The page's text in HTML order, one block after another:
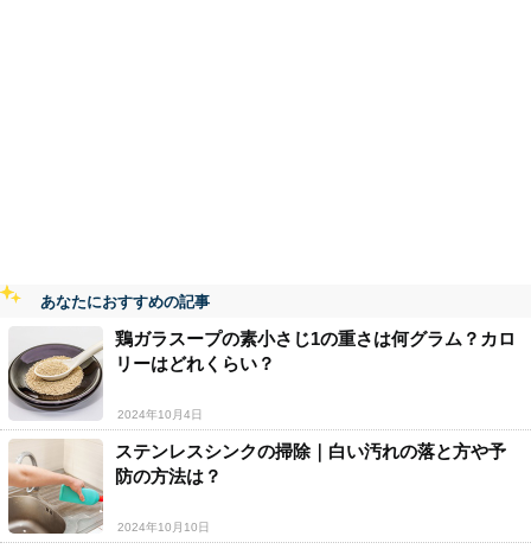
あなたにおすすめの記事
鶏ガラスープの素小さじ1の重さは何グラム？カロ
リーはどれくらい？
2024年10月4日
ステンレスシンクの掃除｜白い汚れの落と方や予
防の方法は？
2024年10月10日